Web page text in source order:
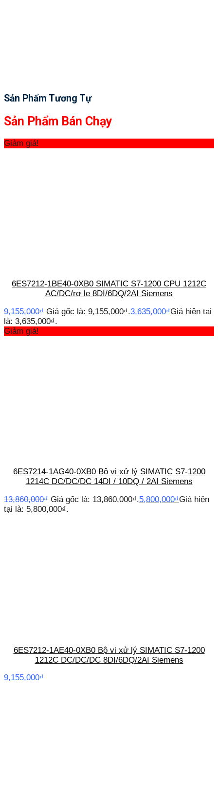
Sản Phẩm Tương Tự
Sản Phẩm Bán Chạy
Giảm giá!
6ES7212-1BE40-0XB0 SIMATIC S7-1200 CPU 1212C
AC/DC/rơ le 8DI/6DQ/2AI Siemens
9,155,000₫ Giá gốc là: 9,155,000₫.3,635,000₫Giá hiện tại
là: 3,635,000₫.
Giảm giá!
6ES7214-1AG40-0XB0 Bộ vi xử lý SIMATIC S7-1200
1214C DC/DC/DC 14DI / 10DQ / 2AI Siemens
13,860,000₫ Giá gốc là: 13,860,000₫.5,800,000₫Giá hiện
tại là: 5,800,000₫.
6ES7212-1AE40-0XB0 Bộ vi xử lý SIMATIC S7-1200
1212C DC/DC/DC 8DI/6DQ/2AI Siemens
9,155,000₫